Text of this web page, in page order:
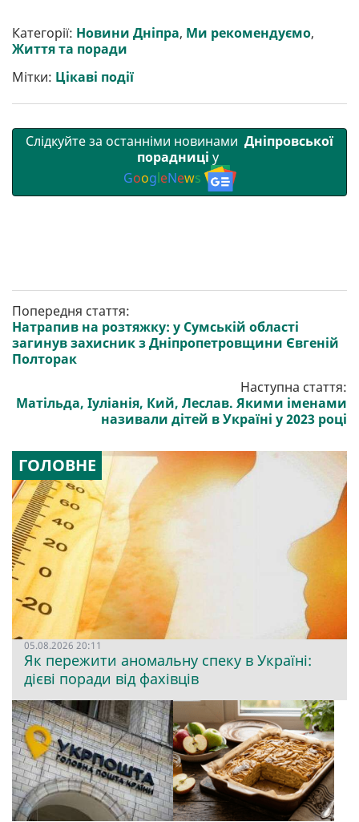
р
и
т
b
o
o
k
t
e
r
l g
r
s
A
r l
Категорії: Новини Дніпра, Ми рекомендуємо,
Життя та поради
Мітки: Цікаві події
Слідкуйте за останніми новинами Дніпровської
порадниці у
GoogleNews
Попередня стаття:
Натрапив на розтяжку: у Сумській області
загинув захисник з Дніпропетровщини Євгеній
Полторак
Наступна стаття:
Матільда, Іуліанія, Кий, Леслав. Якими іменами
називали дітей в Україні у 2023 році
ГОЛОВНЕ
05.08.2026 20:11
Як пережити аномальну спеку в Україні:
дієві поради від фахівців